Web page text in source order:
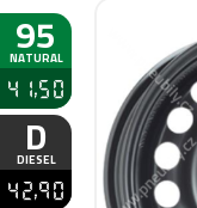
95
NATURAL
41,50
D
DIESEL
42,90